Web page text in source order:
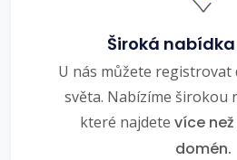
Široká
U nás můžete registrovat
světa. Nabízíme širokou
které najdete více
domén.